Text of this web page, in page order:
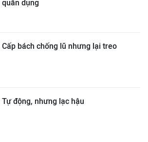
quân dụng
Cấp bách chống lũ nhưng lại treo
Tự động, nhưng lạc hậu